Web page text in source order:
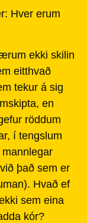
Hver erum
ekki skilin
eitthvað
tekur á sig
en
röddum
í tengslum
það sem er
Hvað ef
sem eina
kór?